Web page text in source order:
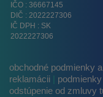
IČO : 36667145
DIČ : 2022227306
IČ DPH : SK
2022227306
obchodné podmienky
reklamácii
odstúpenie od zmluvy